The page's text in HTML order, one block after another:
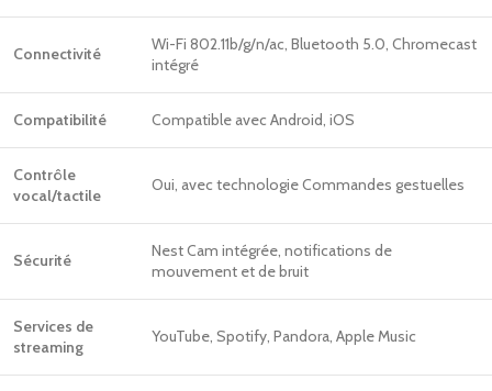
Connectivité
Wi-Fi 802.11b/g/n/ac, Bluetooth 5.0, Chromecast
intégré
Compatibilité Compatible avec Android, iOS
Contrôle
vocal/tactile
Oui, avec technologie Commandes gestuelles
Sécurité
Nest Cam intégrée, notifications de
mouvement et de bruit
Services de
streaming
YouTube, Spotify, Pandora, Apple Music